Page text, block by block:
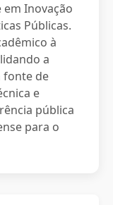
Inovação
Públicas.
à
a
fonte de
e
pública
para o